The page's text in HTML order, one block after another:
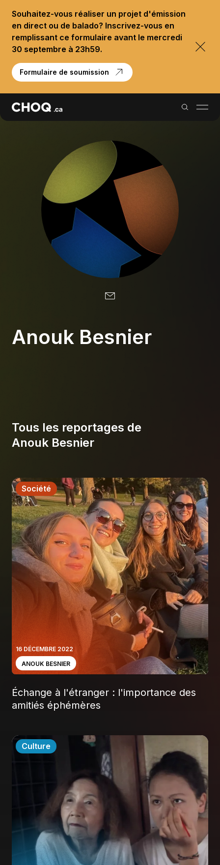
Souhaitez-vous réaliser un projet d'émission
en direct ou de balado? Inscrivez-vous en
remplissant ce formulaire avant le mercredi
30 septembre à 23h59.
Formulaire de soumission
Balados
Reportages
Palmarès
À propos
S'impliquer
Location studio
Anouk Besnier
Tous les reportages de
Anouk Besnier
Société
16 DÉCEMBRE 2022
ANOUK BESNIER
Échange à l'étranger : l'importance des
amitiés éphémères
Culture